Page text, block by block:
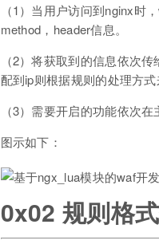
（1）当用户访问到nginx时
method，header信息。
（2）将获取到的信息依次
配到ip则根据规则的处理方
（3）需要开启的功能依次
图示如下：
0x02 规则格